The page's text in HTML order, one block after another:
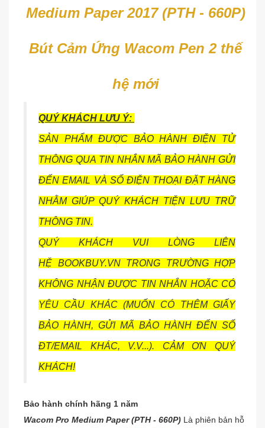
Medium Paper 2017 (PTH - 660P)
Bút Cảm Ứng Wacom Pen 2 thế
hệ mới
QUÝ KHÁCH LƯU Ý:
SẢN PHẨM ĐƯỢC BẢO HÀNH ĐIỆN TỬ
THÔNG QUA TIN NHẮN MÃ BẢO HÀNH GỬI
ĐẾN EMAIL VÀ SỐ ĐIỆN THOẠI ĐẶT HÀNG
NHẰM GIÚP QUÝ KHÁCH TIỆN LƯU TRỮ
THÔNG TIN.
QUÝ KHÁCH VUI LÒNG LIÊN
HỆ BOOKBUY.VN TRONG TRƯỜNG HỢP
KHÔNG NHẬN ĐƯỢC TIN NHẮN HOẶC CÓ
YÊU CẦU KHÁC (MUỐN CÓ THÊM GIẤY
BẢO HÀNH, GỬI MÃ BẢO HÀNH ĐẾN SỐ
ĐT/EMAIL KHÁC, V.V...). CẢM ƠN QUÝ
KHÁCH!
Bảo hành chính hãng 1 năm
Wacom Pro Medium Paper (PTH - 660P) Là phiên bản hỗ